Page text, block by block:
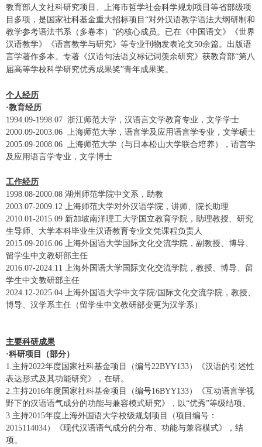
教育部人文社科研究项目、上海市哲学社会科学规划项目等省部级项
目多项，是国家社科基金重大招标项目 “对外汉语教学语法大纲研制和
教学参考语法书系（多卷本）”的核心成员。已在 《中国语文》
《世界
汉语教学》《语言教学与研究》等专业刊物发表论文50余篇。 出版语
言学著作多本 。 专著《汉语句法语义标记词羡余研究》获教育部“第八
届高等学校科学研究优秀成果奖”青年成果奖。
个人经历
·教育经历
1994.09-1998.07 浙江师范大学，汉语言文学教育专业，文学学士
2000.09-2003.06
上海师范大学，语言学及应用语言学专业，文学硕士
2005.09-2008.06
上海师范大学（与日本松山大学联合培养），语言学
及应用语言学专业，文学博士
工作经历
1998.08-2000.08 湖州师范学院中文系，助教
2003.07-2009.12
上海师范大学对外汉语学院，讲师、院长助理
2010.01-2015.09 新加坡南洋理工大学国立教育学院，助理教授 、研究
生导师、大学本科毕业生汉语教育专业文凭课程负责人
2015.09-2016.06
上海外国语大学国际文化交流学院，副教授、博导、
留学生中文教研部主任
2016.07-2024.11
上海外国语大学国际文化交流学院，教授、博导、留
学生中文教研部主任
2024.12-2025.04
上海外国语大学中文学院/ 国际文化交流学院，教授、
博导、 汉学系主任 （ 留学生中文教研部变更为汉学系 ）
主要科研成果
·科研项目（部分）
1. 主持2022年度国家社科基金项目（编号22BYY133）《汉语的引述性
表达形式及其功能研究》，在研。
2. 主持2016年度国家社科基金项目（编号16BYY133）
《互动语言学视
野下的汉语语气成分的功能与兼容模式研究》，以“优秀”等级结项。
3. 主持2015年度 上海外国语大学校级规划项目（项目编号：
2015114034）《现代汉语语气成分的分布、功能与兼容模式》，结
项。